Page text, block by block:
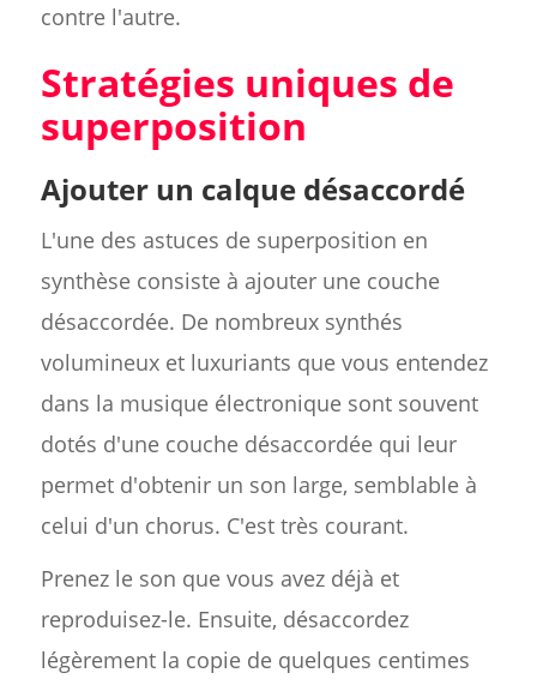
contre l'autre.
Stratégies uniques de
superposition
Ajouter un calque désaccordé
L'une des astuces de superposition en
synthèse consiste à ajouter une couche
désaccordée. De nombreux synthés
volumineux et luxuriants que vous entendez
dans la musique électronique sont souvent
dotés d'une couche désaccordée qui leur
permet d'obtenir un son large, semblable à
celui d'un chorus. C'est très courant.
Prenez le son que vous avez déjà et
reproduisez-le. Ensuite, désaccordez
légèrement la copie de quelques centimes